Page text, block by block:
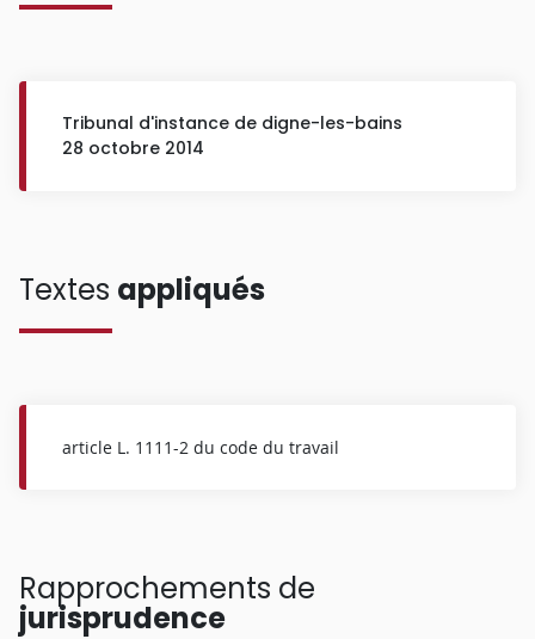
Tribunal d'instance de digne-les-bains
28 octobre 2014
Textes appliqués
article L. 1111-2 du code du travail
Rapprochements de
jurisprudence